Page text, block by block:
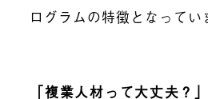
ログラムの特徴となってい
「複業人材って大丈夫？